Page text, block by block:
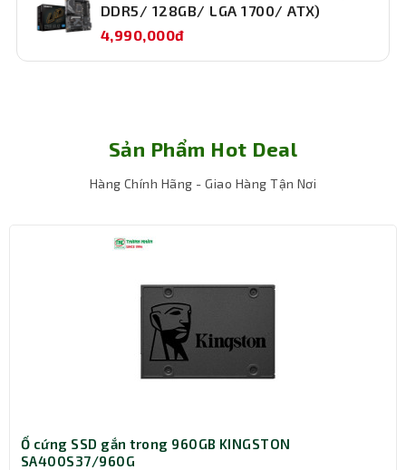
quy trình hoàn toàn tự động chất lượng với thiết kế vẻ
của các đầu nối hàn. Nhờ đó không khiến tay bạn bị
thương hoặc vô tình làm hỏng linh kiện lúc chế tạo.
DDR5/ 128GB/ LGA 1700/ ATX)
4,990,000đ
Sản Phẩm Hot Deal
Hàng Chính Hãng - Giao Hàng Tận Nơi
Ổ cứng SSD gắn trong 960GB KINGSTON
SA400S37/960G